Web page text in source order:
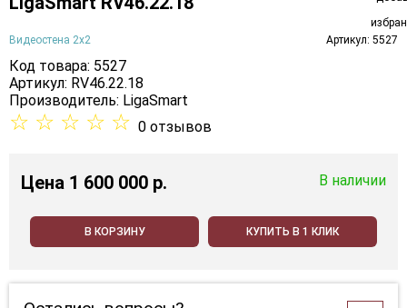
Видеостена 2x2 Артикул: 5527
Код товара: 5527
Артикул: RV46.22.18
Производитель: LigaSmart
☆ ☆ ☆ ☆ ☆ 0 отзывов
Цена 1 600 000 p. В наличии
В КОРЗИНУ КУПИТЬ В 1 КЛИК